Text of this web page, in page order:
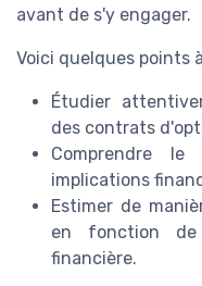
avant de s'y engager.
Voici quelques points
Étudier
des contrats
Comprendre
implications
Estimer de
en fonction
financière.